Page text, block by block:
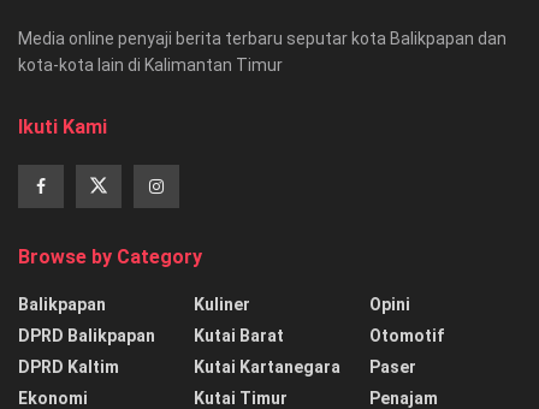
Media online penyaji berita terbaru seputar kota Balikpapan dan
kota-kota lain di Kalimantan Timur
Ikuti Kami
Browse by Category
Balikpapan
DPRD Balikpapan
DPRD Kaltim
Ekonomi
Kuliner
Kutai Barat
Kutai Kartanegara
Kutai Timur
Opini
Otomotif
Paser
Penajam